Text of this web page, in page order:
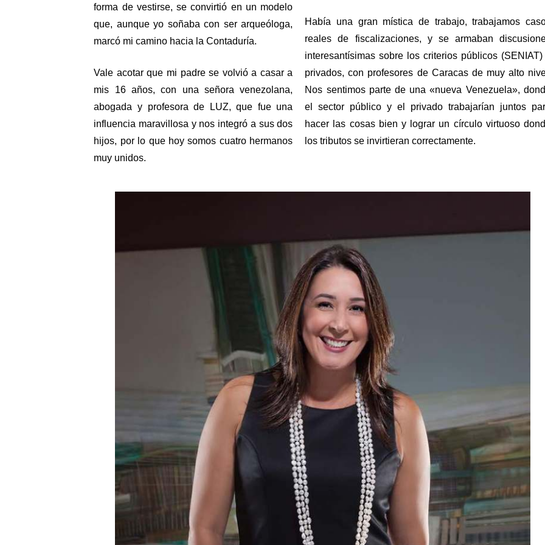
forma de vestirse, se convirtió en un modelo
que, aunque yo soñaba con ser arqueóloga,
marcó mi camino hacia la Contaduría.
Vale acotar que mi padre se volvió a casar a
mis 16 años, con una señora venezolana,
abogada y profesora de LUZ, que fue una
influencia maravillosa y nos integró a sus dos
hijos, por lo que hoy somos cuatro hermanos
muy unidos.
Había una gran mística de trabajo, trabajamos
reales de fiscalizaciones, y se armaban
interesantísimas sobre los criterios públicos (SENIAT)
privados, con profesores de Caracas de muy alto
Nos sentimos parte de una «nueva Venezuela»,
el sector público y el privado trabajarían juntos
hacer las cosas bien y lograr un círculo virtuoso
los tributos se invirtieran correctamente.